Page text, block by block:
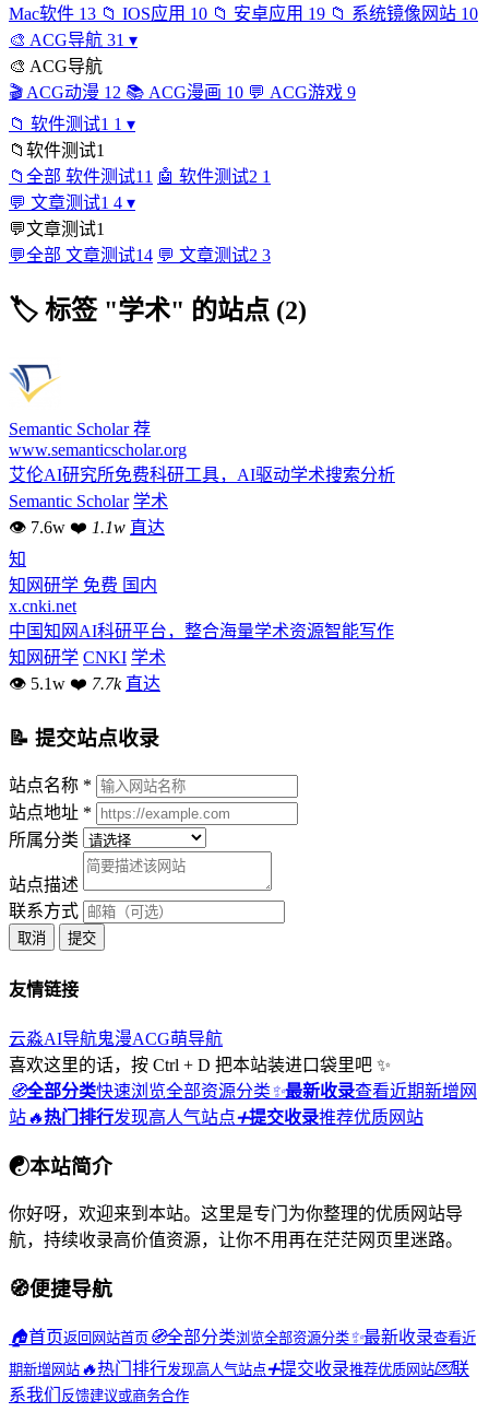
Mac软件 13 📁 IOS应用 10 📁 安卓应用 19 📁 系统镜像网站 10
🎨 ACG导航 31 ▾
🎨 ACG导航
🎬 ACG动漫 12 📚 ACG漫画 10 💬 ACG游戏 9
📁 软件测试1 1 ▾
📁 软件测试1
📁 全部 软件测试1 1 🤖 软件测试2 1
💬 文章测试1 4 ▾
💬文章测试1
💬全部 文章测试14 💬 文章测试2 3
🏷 标签 "学术" 的站点 (2)
Semantic Scholar荐
www.semanticscholar.org
艾伦AI研究所免费科研工具，AI驱动学术搜索分析
Semantic Scholar 学术
👁 7.6w ❤ 1.1w 直达
知
知网研学 免费 国内
x.cnki.net
中国知网AI科研平台，整合海量学术资源智能写作
知网研学 CNKI 学术
👁 5.1w ❤ 7.7k 直达
📝 提交站点收录
站点名称 *
站点地址 *
所属分类
站点描述
联系方式
取消 提交
友情链接
云淼AI导航鬼漫ACG萌导航
喜欢这里的话，按 Ctrl + D 把本站装进口袋里吧 ✨
🧭全部分类快速浏览全部资源分类✨最新收录查看近期新增网
站🔥热门排行发现高人气站点➕提交收录推荐优质网站
☯本站简介
你好呀，欢迎来到本站。这里是专门为你整理的优质网站导
航，持续收录高价值资源，让你不用再在茫茫网页里迷路。
🧭便捷导航
🏠首页返回网站首页 🧭全部分类浏览全部资源分类✨最新收录查看近
期新增网站 🔥热门排行发现高人气站点➕提交收录推荐优质网站💌联
系我们 反馈建议或商务合作